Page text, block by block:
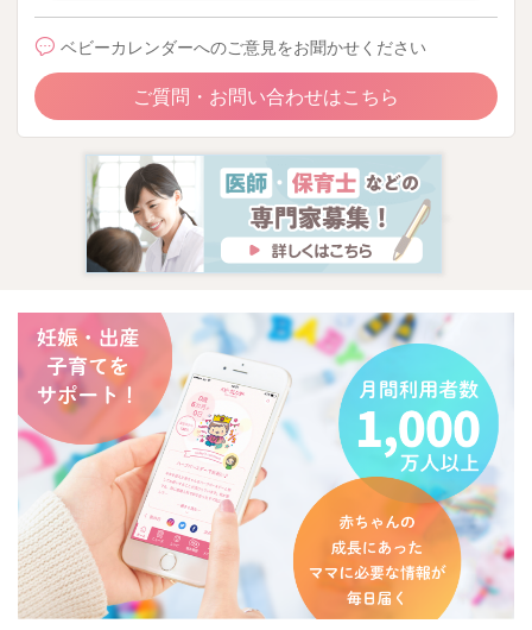
ベビーカレンダーへのご意見をお聞かせください
ご質問・お問い合わせはこちら